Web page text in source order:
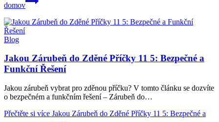
domov
Blog
Jakou Zárubeň do Zděné Příčky 11 5: Bezpečné a
Funkční Řešení
Jakou zárubeň vybrat pro zděnou příčku? V tomto článku se dozvíte
o bezpečném a funkčním řešení – Zárubeň do…
Přečtěte si více Jakou Zárubeň do Zděné Příčky 11 5: Bezpečné a